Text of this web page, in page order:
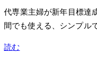
40代専業主婦が新年目標
間でも使える、シンプル
読む